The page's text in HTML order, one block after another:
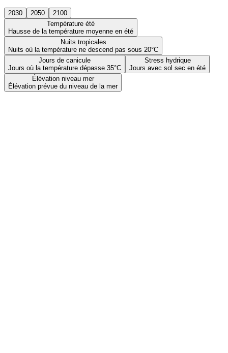
2030 2050
2100
Température été
Hausse de la température moyenne en été
Nuits tropicales
Nuits où la température ne descend pas sous 20°C
Jours de canicule
Jours où la température dépasse 35°C
Stress hydrique
Jours avec sol sec en été
Élévation niveau mer
Élévation prévue du niveau de la mer